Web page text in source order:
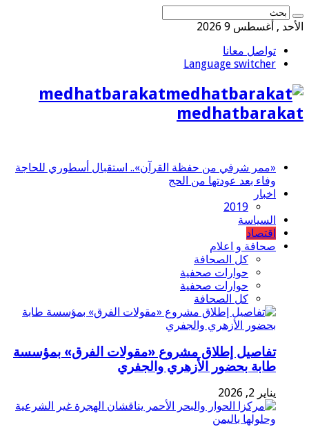
الأحد , أغسطس 9 2026
تواصل معانا
Language switcher
medhatbarakat
medhatbarakat
«ممر شرفي من حفظة القرآن».. استقبال أسطوري للحاجة
وفاء بعد عودتها من الحج
اخبار
2019
السياسة
اقتصاد
صحافة و اعلام
كل الصحافة
حوارات صحفية
حوارات صحفية
كل الصحافة
تفاصيل إطلاق مشروع «مقولات الفرق» بمؤسسة
طابة بحضور الأزهري والجفري
يناير 2, 2026